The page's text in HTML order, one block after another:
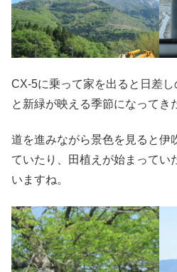
CX-5に乗って家を出ると日差
と新緑が映える季節になってき
道を進みながら景色を見ると伊
ていたり、田植えが始まってい
いますね。